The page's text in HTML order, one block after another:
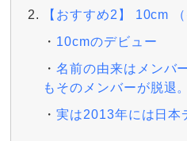
【おすすめ2】 10cm
10cmのデビュー
名前の由来はメンバ
もそのメンバーが脱退
実は2013年には日本